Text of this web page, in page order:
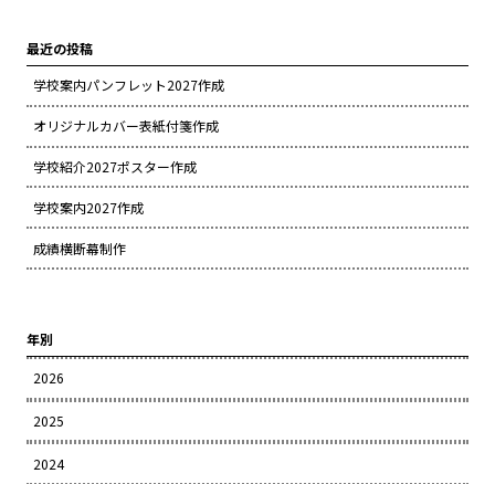
最近の投稿
学校案内パンフレット2027作成
オリジナルカバー表紙付箋作成
学校紹介2027ポスター作成
学校案内2027作成
成績横断幕制作
年別
2026
2025
2024